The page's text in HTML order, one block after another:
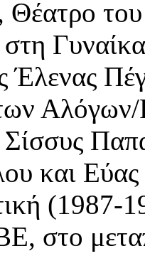
Θέατρο
Έλενας
και
(1987-
στο